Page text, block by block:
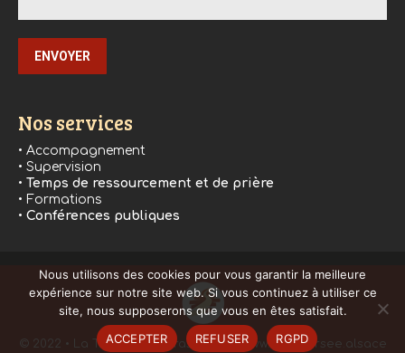
Nos services
• Accompagnement
• Supervision
• Temps de ressourcement et de prière
• Formations
• Conférences publiques
© 2022 • La Traversée, Strasbourg • www.latraversee.alsace
Nous utilisons des cookies pour vous garantir la meilleure
expérience sur notre site web. Si vous continuez à utiliser ce
site, nous supposerons que vous en êtes satisfait.
ACCEPTER
REFUSER RGPD